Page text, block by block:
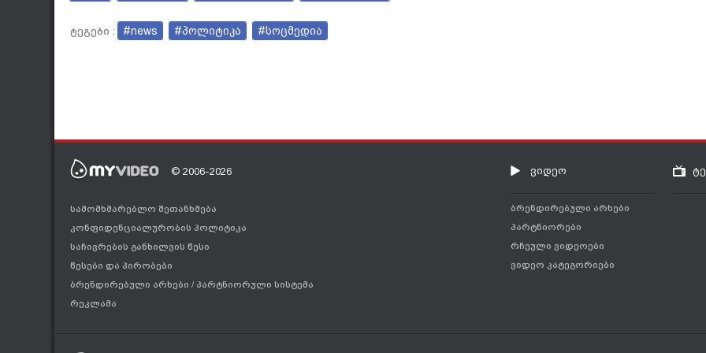
ტეგები : #news #პოლიტიკა #სოცმედია
© 2006-2026
სამომხმარებლო შეთანხმება
კონფიდენციალურობის პოლიტიკა
საჩივრების განხილვის წესი
წესები და პირობები
ბრენდირებული არხები / პარტნიორული სისტემა
რეკლამა
ვიდეო
ბრენდირებული არხები
პარტნიორები
რჩეული ვიდეოები
ვიდეო კატეგორიები